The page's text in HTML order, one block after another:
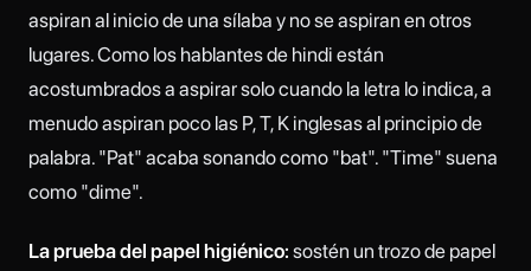
aspiran al inicio de una sílaba y no se aspiran en otros
lugares. Como los hablantes de hindi están
acostumbrados a aspirar solo cuando la letra lo indica, a
menudo aspiran poco las P, T, K inglesas al principio de
palabra. "Pat" acaba sonando como "bat". "Time" suena
como "dime".
La prueba del papel higiénico: sostén un trozo de papel